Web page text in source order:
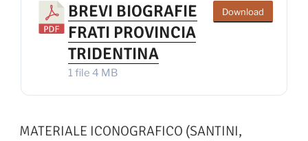
BREVI BIOGRAFIE
FRATI PROVINCIA
TRIDENTINA
1 file 4 MB
Download
MATERIALE ICONOGRAFICO (SANTINI,